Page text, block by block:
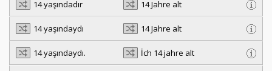
14 yaşındadır 14 Jahre alt
14 yaşındaydı 14 Jahre alt
14 yaşındaydı. İch 14 jahre alt